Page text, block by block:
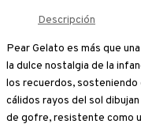
Descripción
Pear Gelato es más que
la dulce nostalgia de la
los recuerdos, sosteniendo
cálidos rayos del sol
de gofre, resistente como